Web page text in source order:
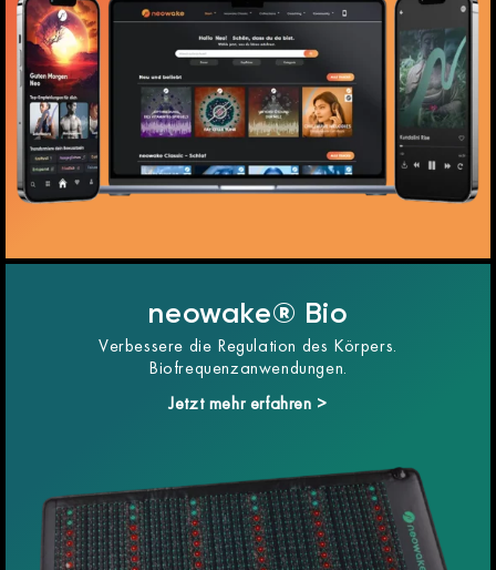
neowake® Bio
Verbessere die Regulation des Körpers.
Biofrequenzanwendungen.
Jetzt mehr erfahren >